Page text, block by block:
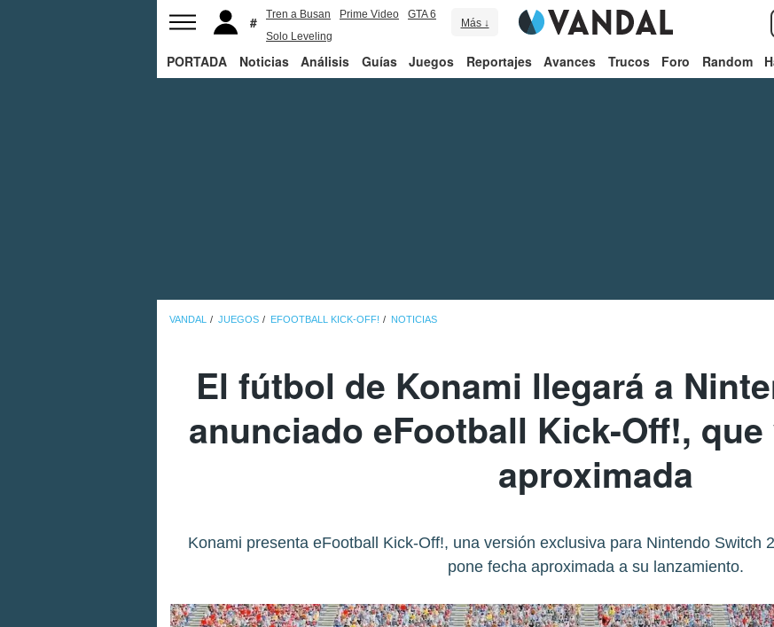
Tren a Busan Prime Video
GTA 6
Solo Leveling
Más ↓
PORTADA Noticias Análisis Guías Juegos Reportajes Avances Trucos Foro Random
VANDAL JUEGOS EFOOTBALL KICK-OFF! NOTICIAS
El fútbol de Konami llegará a
anunciado eFootball Kick-Off!,
aproximada
Konami presenta eFootball Kick-Off!, una versión exclusiva para Nintendo Switch
pone fecha aproximada a su lanzamiento.